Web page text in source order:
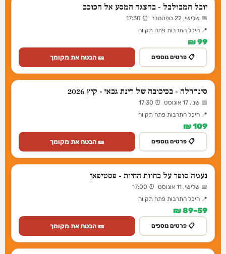
יובל המבולבל - בהצגה המסע אל הכוכב
📅 שלישי, 22 ספטמבר ⏰ 17:30
📍 היכל התרבות פתח תקווה
99 ₪
📋 פרטים נוספים 🎫 הבטח את מקומך
סינדרלה - בכיכובה של רינת גבאי - קיץ 2026
📅 שני, 17 אוגוסט ⏰ 17:30
📍 היכל התרבות פתח תקווה
109 ₪
📋 פרטים נוספים 🎫 הבטח את מקומך
נעמה סופר על בחוות החיות - פסטיפאן
📅 שלישי, 11 אוגוסט ⏰ 17:00
📍 היכל התרבות פתח תקווה
59–89 ₪
📋 פרטים נוספים 🎫 הבטח את מקומך